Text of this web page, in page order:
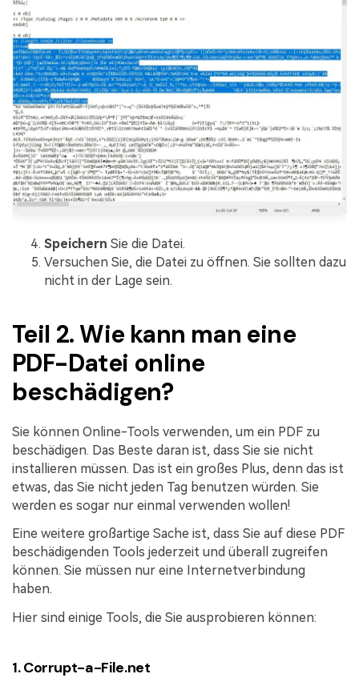
Speichern Sie die Datei.
Versuchen Sie, die Datei zu öffnen. Sie sollten dazu
nicht in der Lage sein.
Teil 2. Wie kann man eine
PDF-Datei online
beschädigen?
Sie können Online-Tools verwenden, um ein PDF zu
beschädigen. Das Beste daran ist, dass Sie sie nicht
installieren müssen. Das ist ein großes Plus, denn das ist
etwas, das Sie nicht jeden Tag benutzen würden. Sie
werden es sogar nur einmal verwenden wollen!
Eine weitere großartige Sache ist, dass Sie auf diese PDF
beschädigenden Tools jederzeit und überall zugreifen
können. Sie müssen nur eine Internetverbindung
haben.
Hier sind einige Tools, die Sie ausprobieren können:
1. Corrupt-a-File.net